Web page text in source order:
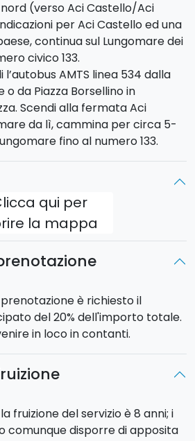
incluso.
gratuitamentele foto ed il
nord (verso Aci Castello/Aci
per Aci Castello ed una
continua sul Lungomare dei
civico 133.
l’autobus AMTS linea 534 dalla
da Piazza Borsellino in
Scendi alla fermata Aci
da lì, cammina per circa 5-
fino al numero 133.
qui per
la mappa
è richiesto il
del 20% dell'importo totale.
in loco in contanti.
fruizione del servizio è 8 anni; i
comunque disporre di apposita